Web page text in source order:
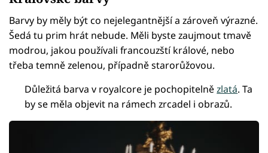
Barvy by měly být co nejelegantnější a zároveň výrazné.
Šedá tu prim hrát nebude. Měli byste zaujmout tmavě
modrou, jakou používali francouzští králové, nebo
třeba temně zelenou, případně starorůžovou.
Důležitá barva v royalcore je pochopitelnězlatá. Ta
by se měla objevit na rámech zrcadel i obrazů.